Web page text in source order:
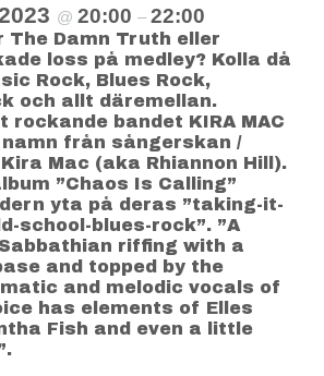
@ 20:00 – 22:00
The Damn Truth eller
loss på medley? Kolla då
Rock, Blues Rock,
och allt däremellan.
rockande bandet KIRA MAC
från sångerskan /
Mac (aka Rhiannon Hill).
”Chaos Is Calling”
yta på deras ”taking-it-
school-blues-rock”. ”A
riffing with a
and topped by the
and melodic vocals of
has elements of Elles
Fish and even a little